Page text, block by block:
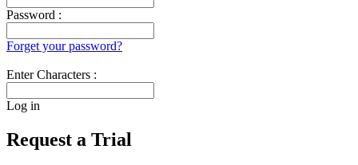
Password :
Forget your password?
Enter Characters :
Log in
Request a Trial